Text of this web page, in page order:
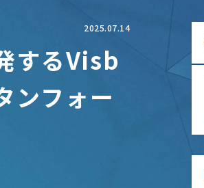
2025.07.14
するVisb
ンフォー